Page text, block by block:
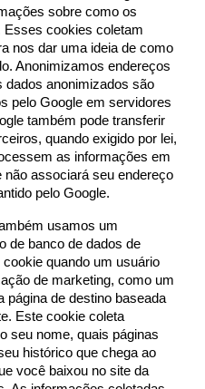
sobre como os
Esses cookies coletam
nos dar uma ideia de como
Anonimizamos endereços
dados anonimizados são
pelo Google em servidores
também pode transferir
quando exigido por lei,
as informações em
não associará seu endereço
pelo Google.
usamos um
de banco de dados de
quando um usuário
de marketing, como um
página de destino baseada
Este cookie coleta
seu nome, quais páginas
histórico que chega ao
você baixou no site da